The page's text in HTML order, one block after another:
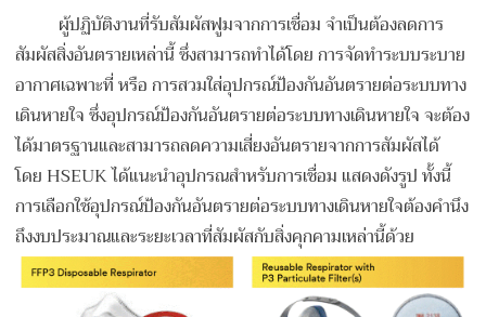
ผู้ปฏิบัติงานที่รับสัมผัสฟูมจากการเชื่อม จำเป็นต้องลดการ
สัมผัสสิ่งอันตรายเหล่านี้ ซึ่งสามารถทำได้โดย การจัดทำระบบระบาย
อากาศเฉพาะที่ หรือ การสวมใส่อุปกรณ์ป้องกันอันตรายต่อระบบทาง
เดินหายใจ ซึ่งอุปกรณ์ป้องกันอันตรายต่อระบบทางเดินหายใจ จะต้อง
ได้มาตรฐานและสามารถลดความเสี่ยงอันตรายจากการสัมผัสได้
โดย HSEUK ได้แนะนำอุปกรณสำหรับการเชื่อม แสดงดังรูป ทั้งนี้
การเลือกใช้อุปกรณ์ป้องกันอันตรายต่อระบบทางเดินหายใจต้องคำนึง
ถึงงบประมาณและระยะเวลาที่สัมผัสกับสิ่งคุกคามเหล่านี้ด้วย